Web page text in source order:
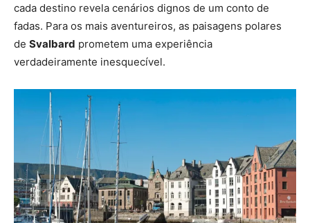
cada destino revela cenários dignos de um conto de
fadas. Para os mais aventureiros, as paisagens polares
de Svalbard prometem uma experiência
verdadeiramente inesquecível.